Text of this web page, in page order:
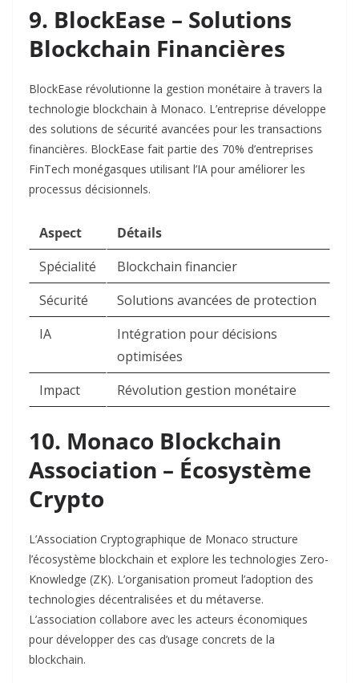
9. BlockEase – Solutions
Blockchain Financières
BlockEase révolutionne la gestion monétaire à travers la
technologie blockchain à Monaco. L’entreprise développe
des solutions de sécurité avancées pour les transactions
financières. BlockEase fait partie des 70% d’entreprises
FinTech monégasques utilisant l’IA pour améliorer les
processus décisionnels.​
Aspect
Détails
Spécialité
Blockchain financier
Sécurité
Solutions avancées de protection
IA
Intégration pour décisions
optimisées
Impact
Révolution gestion monétaire
10. Monaco Blockchain
Association – Écosystème
Crypto
L’Association Cryptographique de Monaco structure
l’écosystème blockchain et explore les technologies Zero-
Knowledge (ZK). L’organisation promeut l’adoption des
technologies décentralisées et du métaverse.
L’association collabore avec les acteurs économiques
pour développer des cas d’usage concrets de la
blockchain.​